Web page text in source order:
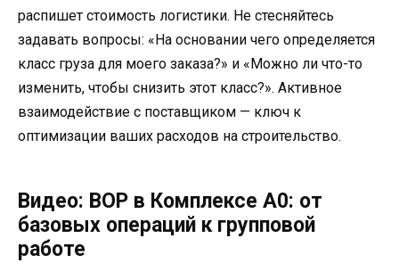
распишет стоимость логистики. Не стесняйтесь
задавать вопросы: «На основании чего определяется
класс груза для моего заказа?» и «Можно ли что-то
изменить, чтобы снизить этот класс?». Активное
взаимодействие с поставщиком — ключ к
оптимизации ваших расходов на строительство.
Видео: ВОР в Комплексе А0: от
базовых операций к групповой
работе